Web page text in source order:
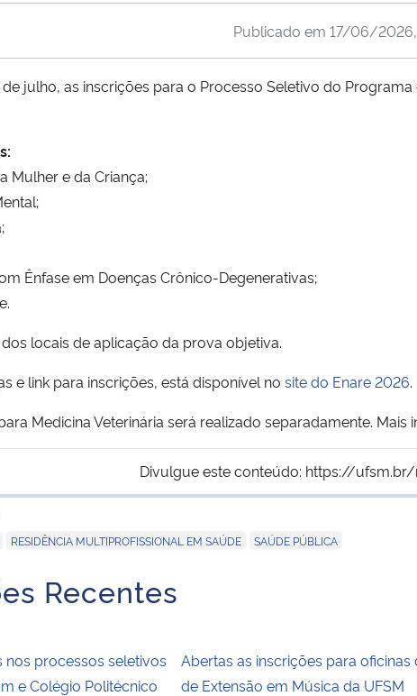
Publicado em 17/06/2026,
de julho, as inscrições para o Processo Seletivo do
Mulher e da Criança;
Ênfase em Doenças Crônico-Degenerativas;
locais de aplicação da prova objetiva.
e link para inscrições, está disponível no site do Enare 2026.
Medicina Veterinária será realizado separadamente. Mais
Divulgue este conteúdo: https://ufsm.br/
RESIDÊNCIA MULTIPROFISSIONAL EM SAÚDE SAÚDE PÚBLICA
Recentes
nos processos seletivos
e Colégio Politécnico
Abertas as inscrições para oficinas
de Extensão em Música da UFSM